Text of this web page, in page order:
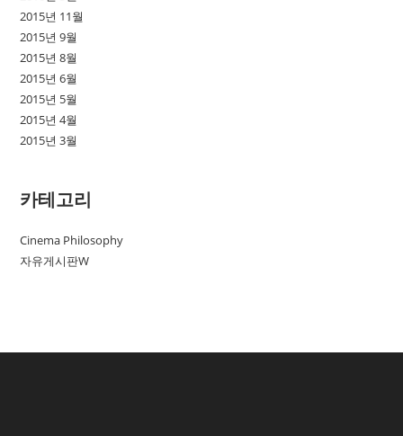
2015년 11월
2015년 9월
2015년 8월
2015년 6월
2015년 5월
2015년 4월
2015년 3월
카테고리
Cinema Philosophy
자유게시판W